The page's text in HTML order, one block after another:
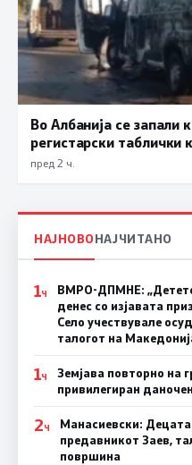
Во Албанија се запали
регистарски таблички
пред 2 ч.
НАЈНОВОНАЈЧИТАНО
1Ч
ВМРО-ДПМНЕ:
денес со изјавата
Село учествувале
талогот на
1Ч
Земјава повторно на
привилегиран
2Ч
Манасиевски:
предавникот Заев,
површина